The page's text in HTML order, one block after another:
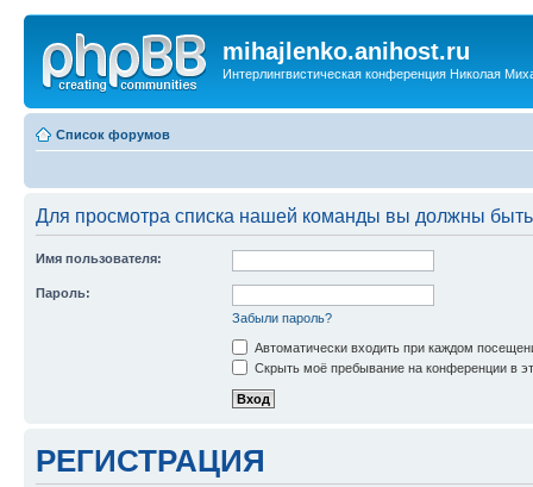
mihajlenko.anihost.ru
Интерлингвистическая конференция Николая
Список форумов
Для просмотра списка нашей команды вы должны
Имя пользователя:
Пароль:
Забыли пароль?
Автоматически входить при каждом
Скрыть моё пребывание на конференции в
РЕГИСТРАЦИЯ